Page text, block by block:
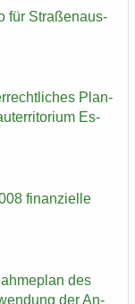
für Stra­ßen­aus­
Plan­
Es­
fi­nan­zi­el­le
des
der An­